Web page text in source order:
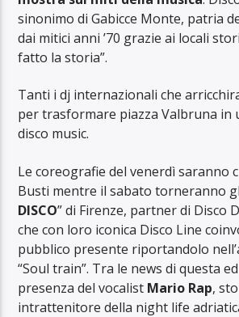
sinonimo di Gabicce Monte, patria
dai mitici anni ’70 grazie ai locali
fatto la storia”.
Tanti i dj internazionali che
per trasformare piazza Valbruna in
disco music.
Le coreografie del venerdì saranno
Busti mentre il sabato torneranno
DISCO” di Firenze, partner di Disco
che con loro iconica Disco Line
pubblico presente riportandolo
“Soul train”. Tra le news di questa
presenza del vocalist Mario Rap,
intrattenitore della night life